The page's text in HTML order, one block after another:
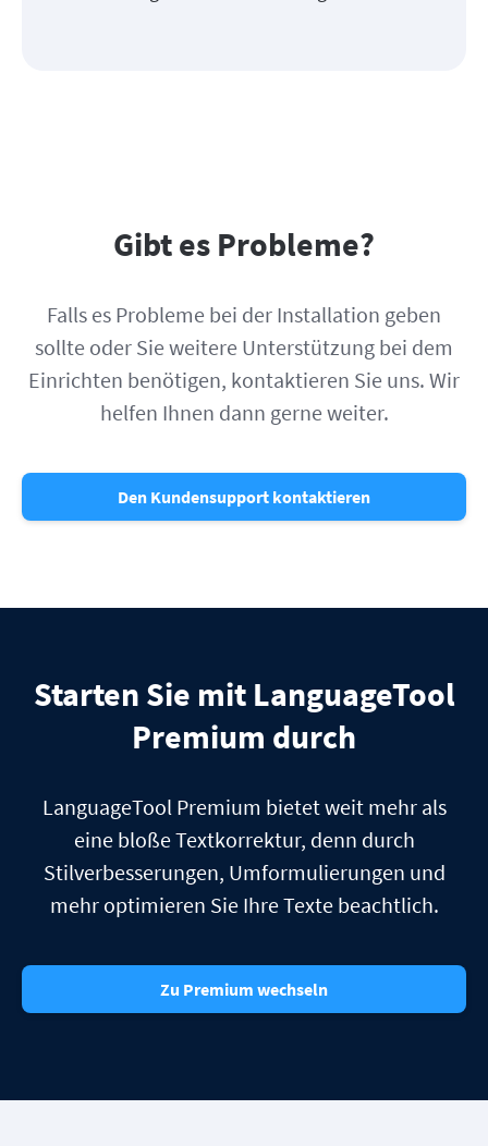
Gibt es Probleme?
Falls es Probleme bei der Installation geben
sollte oder Sie weitere Unterstützung bei dem
Einrichten benötigen, kontaktieren Sie uns. Wir
helfen Ihnen dann gerne weiter.
Den Kundensupport kontaktieren
Starten Sie mit LanguageTool
Premium durch
LanguageTool Premium bietet weit mehr als
eine bloße Textkorrektur, denn durch
Stilverbesserungen, Umformulierungen und
mehr optimieren Sie Ihre Texte beachtlich.
Zu Premium wechseln